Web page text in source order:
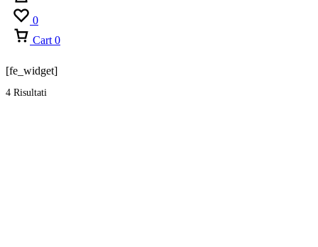
0
Cart 0
[fe_widget]
4 Risultati